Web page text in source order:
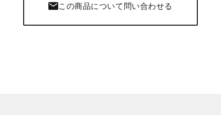
この商品について問い合わせる